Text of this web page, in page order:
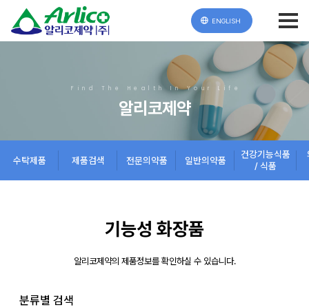
ENGLISH
Find The Health In Your Life
알리코제약
수탁제품 제품검색 전문의약품 일반의약품
건강기능식품
/ 식품
기능성 화장품
알리코제약의 제품정보를 확인하실 수 있습니다.
분류별 검색